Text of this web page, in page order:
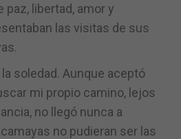
libertad, amor y
las visitas de sus
soledad. Aunque aceptó
mi propio camino, lejos
no llegó nunca a
no pudieran ser las